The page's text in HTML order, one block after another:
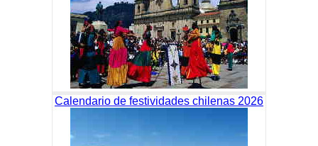
Calendario de festividades chilenas 2026